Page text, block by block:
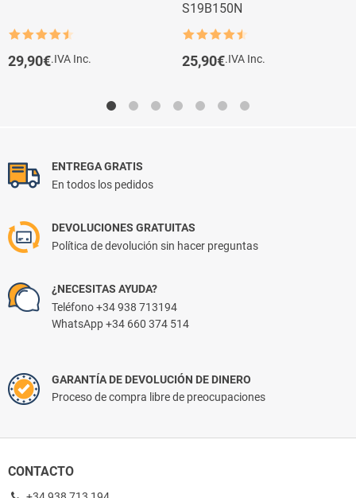
out of 5
29,90€.IVA Inc.
S19B150N​
out of 5
25,90€.IVA Inc.
ENTREGA GRATIS
En todos los pedidos
DEVOLUCIONES GRATUITAS
Política de devolución sin hacer preguntas
¿NECESITAS AYUDA?
Teléfono +34 938 713194
WhatsApp +34 660 374 514
GARANTÍA DE DEVOLUCIÓN DE DINERO
Proceso de compra libre de preocupaciones
CONTACTO